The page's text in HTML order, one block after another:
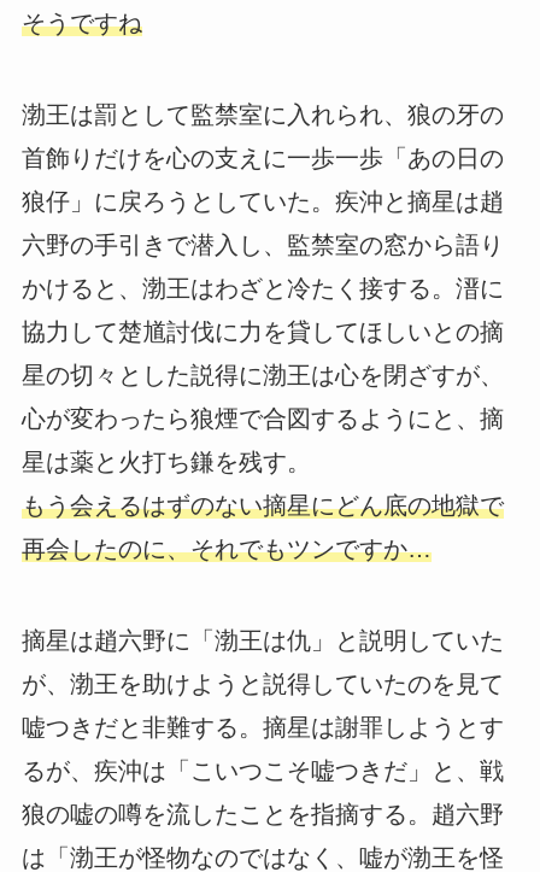
そうですね
渤王は罰として監禁室に入れられ、狼の牙の
首飾りだけを心の支えに一歩一歩「あの日の
狼仔」に戻ろうとしていた。疾沖と摘星は趙
六野の手引きで潜入し、監禁室の窓から語り
かけると、渤王はわざと冷たく接する。溍に
協力して楚馗討伐に力を貸してほしいとの摘
星の切々とした説得に渤王は心を閉ざすが、
心が変わったら狼煙で合図するようにと、摘
星は薬と火打ち鎌を残す。
もう会えるはずのない摘星にどん底の地獄で
再会したのに、それでもツンですか…
摘星は趙六野に「渤王は仇」と説明していた
が、渤王を助けようと説得していたのを見て
嘘つきだと非難する。摘星は謝罪しようとす
るが、疾沖は「こいつこそ嘘つきだ」と、戦
狼の嘘の噂を流したことを指摘する。趙六野
は「渤王が怪物なのではなく、嘘が渤王を怪